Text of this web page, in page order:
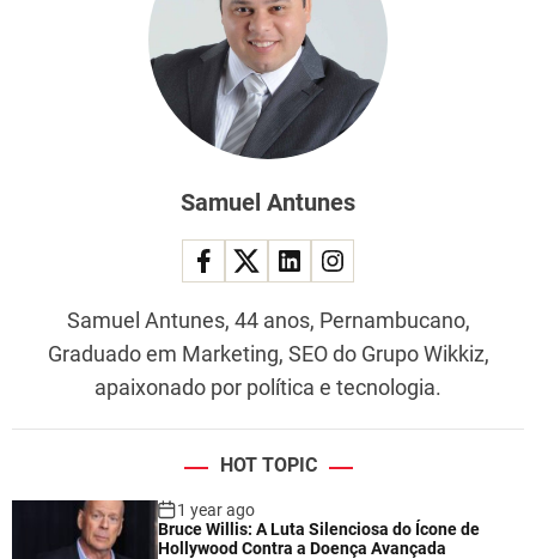
Samuel Antunes
Samuel Antunes, 44 anos, Pernambucano,
Graduado em Marketing, SEO do Grupo Wikkiz,
apaixonado por política e tecnologia.
HOT TOPIC
1 year ago
Bruce Willis: A Luta Silenciosa do Ícone de
Hollywood Contra a Doença Avançada